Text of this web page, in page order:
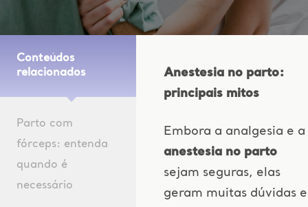
Conteúdos
relacionados
Parto com
fórceps: entenda
quando é
necessário
Anestesia no parto:
principais mitos
Embora a analgesia e a
anestesia no parto
sejam seguras, elas
geram muitas dúvidas e